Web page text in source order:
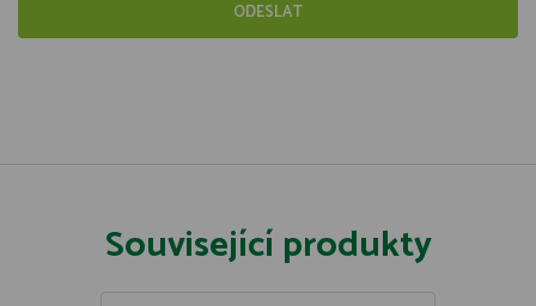
Související produkty